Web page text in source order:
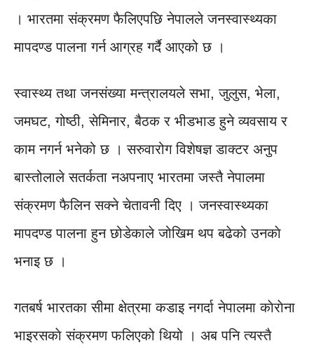
। भारतमा संक्रमण फैलिएपछि नेपालले जनस्वास्थ्यका
मापदण्ड पालना गर्न आग्रह गर्दै आएको छ ।
स्वास्थ्य तथा जनसंख्या मन्त्रालयले सभा, जुलुस, भेला,
जमघट, गोष्ठी, सेमिनार, बैठक र भीडभाड हुने व्यवसाय र
काम नगर्न भनेको छ । सरुवारोग विशेषज्ञ डाक्टर अनुप
बास्तोलाले सतर्कता नअपनाए भारतमा जस्तै नेपालमा
संक्रमण फैलिन सक्ने चेतावनी दिए । जनस्वास्थ्यका
मापदण्ड पालना हुन छोडेकाले जोखिम थप बढेको उनकाे
भनाइ छ ।
गतबर्ष भारतका सीमा क्षेत्रमा कडाइ नगर्दा नेपालमा काेराेना
भाइरसकाे संक्रमण फलिएको थियो । अब पनि त्यस्तै